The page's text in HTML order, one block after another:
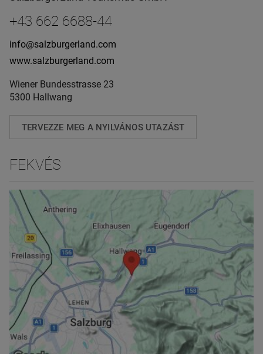
+43 662 6688-44
info@salzburgerland.com
www.salzburgerland.com
Wiener Bundesstrasse 23
5300 Hallwang
TERVEZZE MEG A NYILVÁNOS UTAZÁST
FEKVÉS